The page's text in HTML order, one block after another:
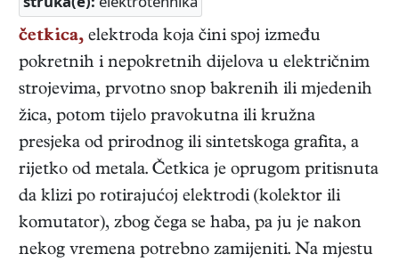
četkica, elektroda koja čini spoj između
pokretnih i nepokretnih dijelova u električnim
strojevima, prvotno snop bakrenih ili mjedenih
žica, potom tijelo pravokutna ili kružna
presjeka od prirodnog ili sintetskoga grafita, a
rijetko od metala. Četkica je oprugom pritisnuta
da klizi po rotirajućoj elektrodi (kolektor ili
komutator), zbog čega se haba, pa ju je nakon
nekog vremena potrebno zamijeniti. Na mjestu